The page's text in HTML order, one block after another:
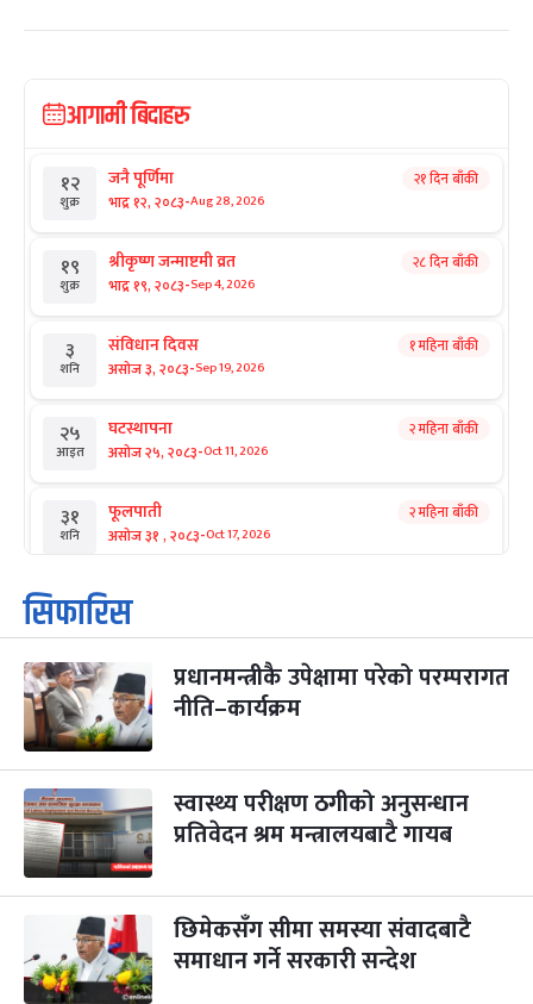
आगामी बिदाहरु
१२
शुक्र
जनै पूर्णिमा
भाद्र १२, २०८३-Aug 28, 2026
२१ दिन बाँकी
१९
शुक्र
श्रीकृष्ण जन्माष्टमी व्रत
भाद्र १९, २०८३-Sep 4, 2026
२८ दिन बाँकी
३
शनि
संविधान दिवस
असोज ३, २०८३-Sep 19, 2026
१ महिना बाँकी
२५
आइत
घटस्थापना
असोज २५, २०८३-Oct 11, 2026
२ महिना बाँकी
३१
शनि
फूलपाती
असोज ३१ , २०८३-Oct 17, 2026
२ महिना बाँकी
१
आइत
कार्तिक सङ्क्रान्ति
कार्तिक १, २०८३
३
मंगल
महानवमी
कार्तिक ३, २०८३-Oct 20, 2026
२ महिना बाँकी
४
बुध कार्तिक ४, २०८३ Oct 21, 2026
५
बिहि
पापा‌ङ्कुशा एकादशी व्रत
कार्तिक ५, २०८३
२ महिना बाँकी
२२
आइत
कुकुर तिहार
कार्तिक २२, २०८३-Nov 8, 2026
३ महिना बाँकी
सिफारिस
प्रधानमन्त्रीकै उपेक्षामा परेको परम्परागत
नीति–कार्यक्रम
स्वास्थ्य परीक्षण ठगीको अनुसन्धान
प्रतिवेदन श्रम मन्त्रालयबाटै गायब
छिमेकसँग सीमा समस्या संवादबाटै
समाधान गर्ने सरकारी सन्देश